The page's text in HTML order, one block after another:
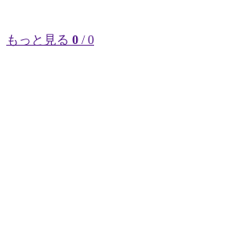
もっと見る 0 / 0